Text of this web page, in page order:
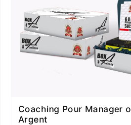
Coaching Pour Manager
Argent